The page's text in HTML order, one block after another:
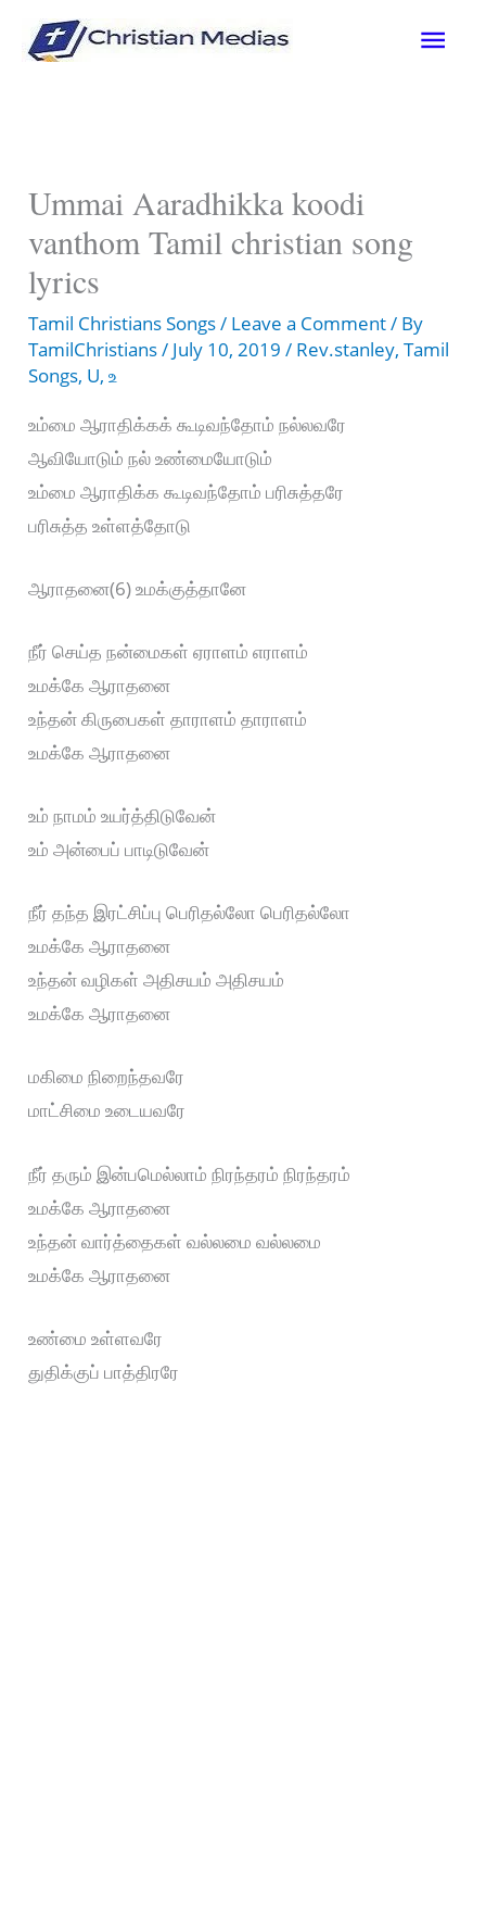
Ummai Aaradhikka koodi
vanthom Tamil christian song
lyrics
Tamil Christians Songs/ Leave a Comment/ By
TamilChristians/ July 10, 2019/ Rev.stanley,Tamil
Songs, U,உ
உம்மை ஆராதிக்கக் கூடிவந்தோம் நல்லவரே
ஆவியோடும் நல் உண்மையோடும்
உம்மை ஆராதிக்க கூடிவந்தோம் பரிசுத்தரே
பரிசுத்த உள்ளத்தோடு
ஆராதனை(6) உமக்குத்தானே
நீர் செய்த நன்மைகள் ஏராளம் எராளம்
உமக்கே ஆராதனை
உந்தன் கிருபைகள் தாராளம் தாராளம்
உமக்கே ஆராதனை
உம் நாமம் உயர்த்திடுவேன்
உம் அன்பைப் பாடிடுவேன்
நீர் தந்த இரட்சிப்பு பெரிதல்லோ பெரிதல்லோ
உமக்கே ஆராதனை
உந்தன் வழிகள் அதிசயம் அதிசயம்
உமக்கே ஆராதனை
மகிமை நிறைந்தவரே
மாட்சிமை உடையவரே
நீர் தரும் இன்பமெல்லாம் நிரந்தரம் நிரந்தரம்
உமக்கே ஆராதனை
உந்தன் வார்த்தைகள் வல்லமை வல்லமை
உமக்கே ஆராதனை
உண்மை உள்ளவரே
துதிக்குப் பாத்திரரே